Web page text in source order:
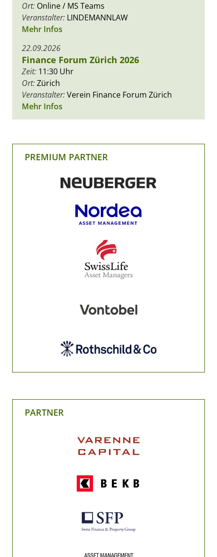
Ort: Online / MS Teams
Veranstalter: LINDEMANNLAW
Mehr Infos
22.09.2026
Finance Forum Zürich 2026
Zeit: 11:30 Uhr
Ort:Zürich
Veranstalter:Verein Finance Forum Zürich
Mehr Infos
PREMIUM PARTNER
PARTNER